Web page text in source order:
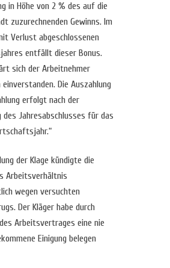
in Höhe von 2 % des auf die
zuzurechnenden Gewinns. Im
Verlust abgeschlossenen
entfällt dieser Bonus.
sich der Arbeitnehmer
einverstanden. Die Auszahlung
erfolgt nach der
des Jahresabschlusses für das
der Klage kündigte die
Arbeitsverhältnis
wegen versuchten
Der Kläger habe durch
Arbeitsvertrages eine nie
Einigung belegen